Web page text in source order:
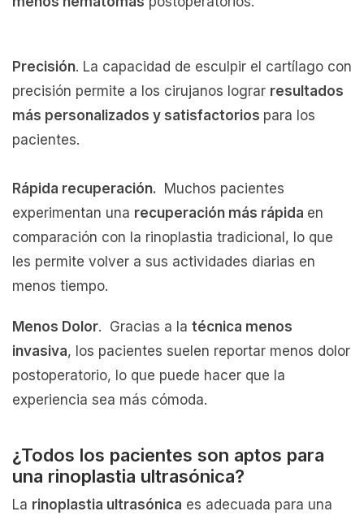
Precisión. La capacidad de esculpir el cartílago con
precisión permite a los cirujanos lograr resultados
más personalizados y satisfactorios para los
pacientes.
Rápida recuperación. Muchos pacientes
experimentan una recuperación más rápida en
comparación con la rinoplastia tradicional, lo que
les permite volver a sus actividades diarias en
menos tiempo.
Menos Dolor. Gracias a la técnica menos
invasiva, los pacientes suelen reportar menos dolor
postoperatorio, lo que puede hacer que la
experiencia sea más cómoda.
¿Todos los pacientes son aptos para
una rinoplastia ultrasónica?
La rinoplastia ultrasónica es adecuada para una